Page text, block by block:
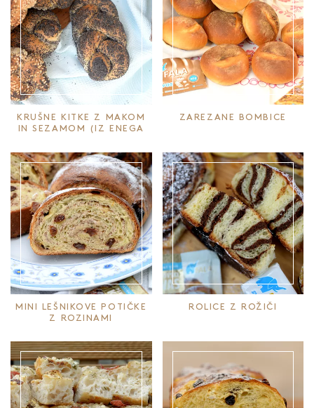
KRUŠNE KITKE Z MAKOM
IN SEZAMOM (IZ ENEGA
ZAREZANE BOMBICE
MINI LEŠNIKOVE POTIČKE
Z ROZINAMI
ROLICE Z ROŽIČI